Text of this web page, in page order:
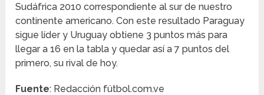
Sudáfrica 2010 correspondiente al sur de nuestro
continente americano. Con este resultado Paraguay
sigue líder y Uruguay obtiene 3 puntos más para
llegar a 16 en la tabla y quedar así a 7 puntos del
primero, su rival de hoy.
Fuente: Redacción fútbol.com.ve